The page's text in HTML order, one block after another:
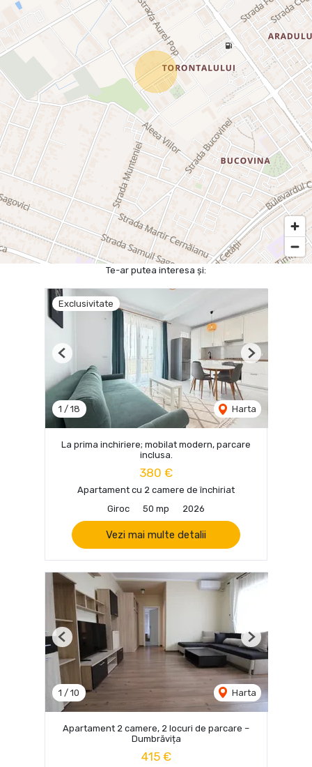
Te-ar putea interesa și:
Exclusivitate
1 / 18 Harta
Previous Next
La prima inchiriere; mobilat modern, parcare
inclusa.
380 €
Apartament cu 2 camere de închiriat
Giroc
50 mp 2026
Vezi mai multe detalii
1 / 10 Harta
Previous Next
Apartament 2 camere, 2 locuri de parcare –
Dumbrăvița
415 €